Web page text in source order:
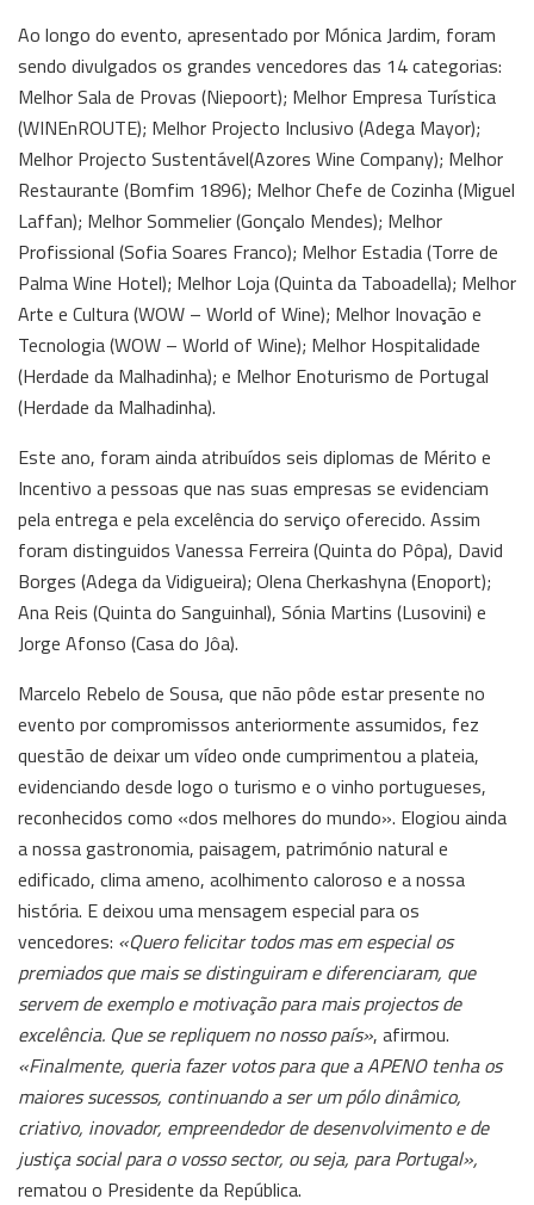
Ao longo do evento, apresentado por Mónica Jardim, foram
sendo divulgados os grandes vencedores das 14 categorias:
Melhor Sala de Provas (Niepoort); Melhor Empresa Turística
(WINEnROUTE); Melhor Projecto Inclusivo (Adega Mayor);
Melhor Projecto Sustentável(Azores Wine Company); Melhor
Restaurante (Bomfim 1896); Melhor Chefe de Cozinha (Miguel
Laffan); Melhor Sommelier (Gonçalo Mendes); Melhor
Profissional (Sofia Soares Franco); Melhor Estadia (Torre de
Palma Wine Hotel); Melhor Loja (Quinta da Taboadella); Melhor
Arte e Cultura (WOW – World of Wine); Melhor Inovação e
Tecnologia (WOW – World of Wine); Melhor Hospitalidade
(Herdade da Malhadinha); e Melhor Enoturismo de Portugal
(Herdade da Malhadinha).
Este ano, foram ainda atribuídos seis diplomas de Mérito e
Incentivo a pessoas que nas suas empresas se evidenciam
pela entrega e pela excelência do serviço oferecido. Assim
foram distinguidos Vanessa Ferreira (Quinta do Pôpa), David
Borges (Adega da Vidigueira); Olena Cherkashyna (Enoport);
Ana Reis (Quinta do Sanguinhal), Sónia Martins (Lusovini) e
Jorge Afonso (Casa do Jôa).
Marcelo Rebelo de Sousa, que não pôde estar presente no
evento por compromissos anteriormente assumidos, fez
questão de deixar um vídeo onde cumprimentou a plateia,
evidenciando desde logo o turismo e o vinho portugueses,
reconhecidos como «dos melhores do mundo». Elogiou ainda
a nossa gastronomia, paisagem, património natural e
edificado, clima ameno, acolhimento caloroso e a nossa
história. E deixou uma mensagem especial para os
vencedores: «Quero felicitar todos mas em especial os
premiados que mais se distinguiram e diferenciaram, que
servem de exemplo e motivação para mais projectos de
excelência. Que se repliquem no nosso país», afirmou.
«Finalmente, queria fazer votos para que a APENO tenha os
maiores sucessos, continuando a ser um pólo dinâmico,
criativo, inovador, empreendedor de desenvolvimento e de
justiça social para o vosso sector, ou seja, para Portugal»,
rematou o Presidente da República.